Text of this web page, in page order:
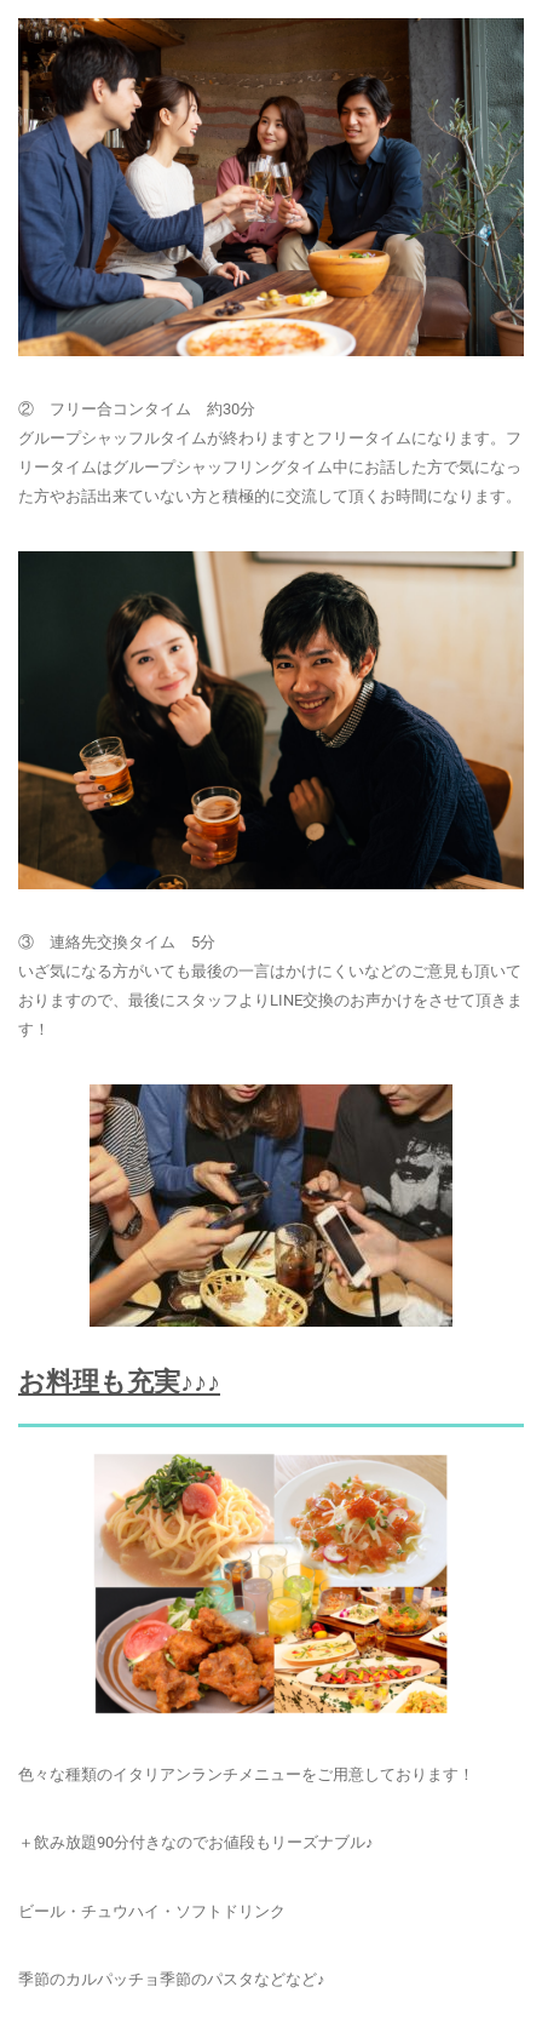
② フリー合コンタイム 約30分
グループシャッフルタイムが終わりますとフリータイムになります。フ
リータイムはグループシャッフリングタイム中にお話した方で気になっ
た方やお話出来ていない方と積極的に交流して頂くお時間になります。
③ 連絡先交換タイム 5分
いざ気になる方がいても最後の一言はかけにくいなどのご意見も頂いて
おりますので、最後にスタッフよりLINE交換のお声かけをさせて頂きま
す！
お料理も充実♪♪♪
色々な種類のイタリアンランチメニューをご用意しております！
＋飲み放題90分付きなのでお値段もリーズナブル♪
ビール・チュウハイ・ソフトドリンク
季節のカルパッチョ季節のパスタなどなど♪